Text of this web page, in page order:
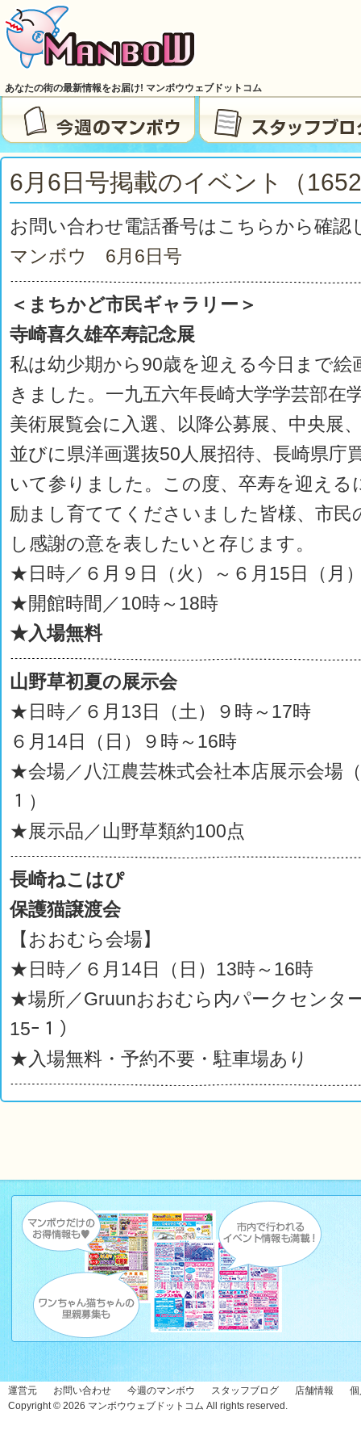
あなたの街の最新情報をお届け! マンボウウェブドットコム
6月6日号掲載のイベント（
お問い合わせ電話番号はこちらから確
マンボウ 6月6日号
＜まちかど市民ギャラリー＞
寺崎喜久雄卒寿記念展
私は幼少期から90歳を迎える今日まで絵
きました。一九五六年長崎大学学芸部在
美術展覧会に入選、以降公募展、中央展
並びに県洋画選抜50人展招待、長崎県庁
いて参りました。この度、卒寿を迎える
励まし育ててくださいました皆様、市民
し感謝の意を表したいと存じます。
★日時／６月９日（火）～６月15日（月
★開館時間／10時～18時
★入場無料
山野草初夏の展示会
★日時／６月13日（土）９時～17時
６月14日（日）９時～16時
★会場／八江農芸株式会社本店展示会場
１）
★展示品／山野草類約100点
長崎ねこはぴ
保護猫譲渡会
【おおむら会場】
★日時／６月14日（日）13時～16時
★場所／Gruunおおむら内パークセンタ
15ｰ１）
★入場無料・予約不要・駐車場あり
運営元 お問い合わせ 今週のマンボウ スタッフブログ 店舗情報
Copyright © 2026 マンボウウェブドットコム All rights reserved.